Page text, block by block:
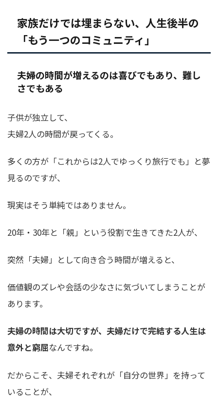
家族だけでは埋まらない、人生後半の
「もう一つのコミュニティ」
夫婦の時間が増えるのは喜びでもあり、難し
さでもある
子供が独立して、
夫婦2人の時間が戻ってくる。
多くの方が「これからは2人でゆっくり旅行でも」と夢
見るのですが、
現実はそう単純ではありません。
20年・30年と「親」という役割で生きてきた2人が、
突然「夫婦」として向き合う時間が増えると、
価値観のズレや会話の少なさに気づいてしまうことが
あります。
夫婦の時間は大切ですが、夫婦だけで完結する人生は
意外と窮屈なんですね。
だからこそ、夫婦それぞれが「自分の世界」を持って
いることが、